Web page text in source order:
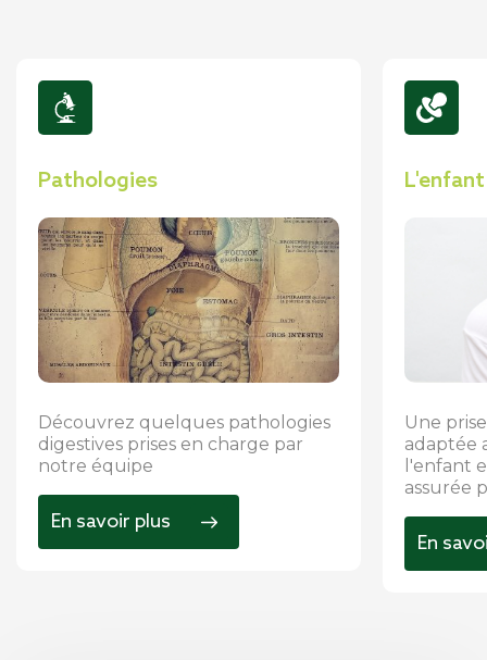
Pathologies
Découvrez quelques pathologies
digestives prises en charge par
notre équipe
En savoir plus
L'enfant
Une
adaptée
l'enfant
assurée
En